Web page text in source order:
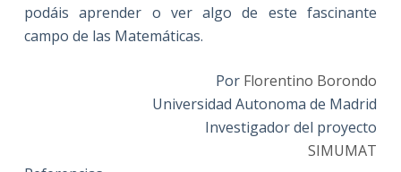
podáis aprender o ver algo de este fascinante
campo de las Matemáticas.
Por Florentino Borondo
Universidad Autonoma de Madrid
Investigador del proyecto
SIMUMAT